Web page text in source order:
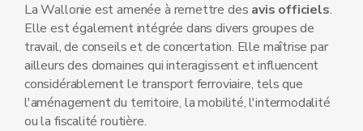
La Wallonie est amenée à remettre des avis officiels.
Elle est également intégrée dans divers groupes de
travail, de conseils et de concertation. Elle maîtrise par
ailleurs des domaines qui interagissent et influencent
considérablement le transport ferroviaire, tels que
l'aménagement du territoire, la mobilité, l'intermodalité
ou la fiscalité routière.